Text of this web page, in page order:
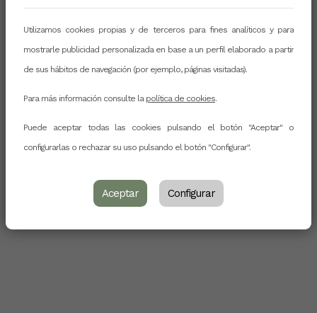
RRSS
CURRICULUM
Utilizamos cookies propias y de terceros para fines analíticos y para
mostrarle publicidad personalizada en base a un perfil elaborado a partir
de sus hábitos de navegación (por ejemplo, páginas visitadas).
Para más información consulte la política de cookies.
Puede aceptar todas las cookies pulsando el botón "Aceptar" o
configurarlas o rechazar su uso pulsando el botón "Configurar".
Aceptar Configurar